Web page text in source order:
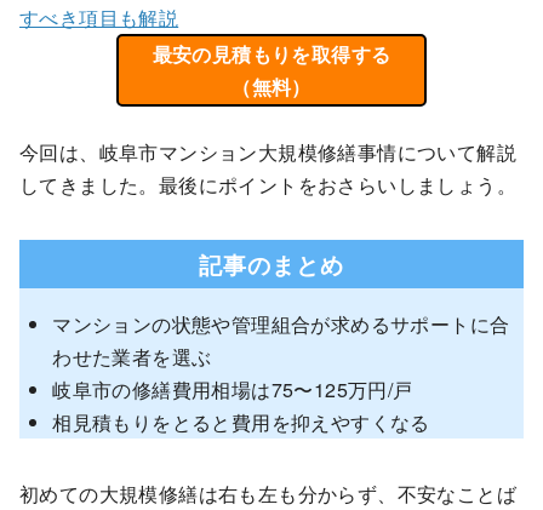
すべき項目も解説
最安の見積もりを取得する
（無料）
今回は、岐阜市マンション大規模修繕事情について解説
してきました。最後にポイントをおさらいしましょう。
記事のまとめ
マンションの状態や管理組合が求めるサポートに合
わせた業者を選ぶ
岐阜市の修繕費用相場は75〜125万円/戸
相見積もりをとると費用を抑えやすくなる
初めての大規模修繕は右も左も分からず、不安なことば